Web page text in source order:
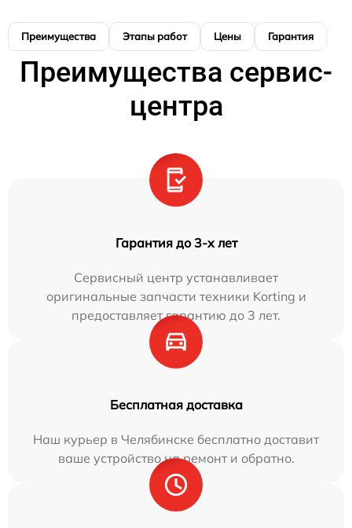
Преимущества Этапы работ Цены Гарантия
Преимущества сервис-
центра
Гарантия до 3-х лет
Сервисный центр устанавливает
оригинальные запчасти техники Korting и
предоставляет гарантию до 3 лет.
Бесплатная доставка
Наш курьер в Челябинске бесплатно доставит
ваше устройство на ремонт и обратно.